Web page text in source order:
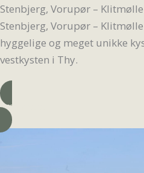
Stenbjerg, Vorupør –
Stenbjerg, Vorupør –
hyggelige og meget unikke
vestkysten i Thy.
Læs mere